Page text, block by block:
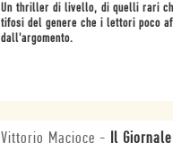
Un thriller di livello, di quelli rari
tifosi del genere che i lettori poco
dall'argomento.
Vittorio Macioce - Il Giornale